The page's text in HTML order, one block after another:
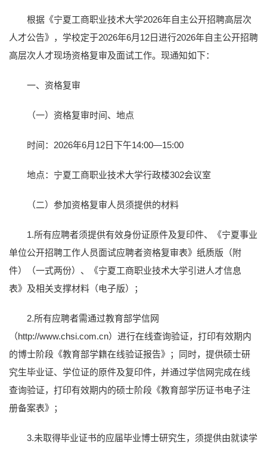
根据《宁夏工商职业技术大学2026年自主公开招聘高层次
人才公告》，学校定于2026年6月12日进行2026年自主公开招聘
高层次人才现场资格复审及面试工作。现通知如下：
一、资格复审
（一）资格复审时间、地点
时间：2026年6月12日下午14:00—15:00
地点：宁夏工商职业技术大学行政楼302会议室
（二）参加资格复审人员须提供的材料
1.所有应聘者须提供有效身份证原件及复印件、《宁夏事业
单位公开招聘工作人员面试应聘者资格复审表》纸质版（附
件）（一式两份）、《宁夏工商职业技术大学引进人才信息
表》及相关支撑材料（电子版）；
2.所有应聘者需通过教育部学信网
（http://www.chsi.com.cn）进行在线查询验证，打印有效期内
的博士阶段《教育部学籍在线验证报告》；同时，提供硕士研
究生毕业证、学位证的原件及复印件，并通过学信网完成在线
查询验证，打印有效期内的硕士阶段《教育部学历证书电子注
册备案表》；
3.未取得毕业证书的应届毕业博士研究生，须提供由就读学